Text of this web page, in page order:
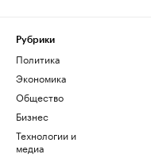
Рубрики
Политика
Экономика
Общество
Бизнес
Технологии и
медиа